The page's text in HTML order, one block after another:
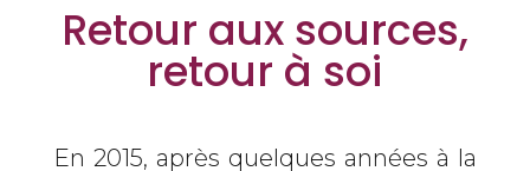
Retour aux sources,
retour à soi
En 2015, après quelques années à la